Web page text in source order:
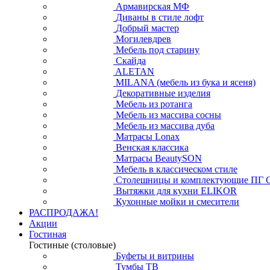
Армавирская МФ
Диваны в стиле лофт
Добрый мастер
Могилевдрев
Мебель под старину
Скайда
ALETAN
MILANA (мебель из бука и ясеня)
Декоративные изделия
Мебель из ротанга
Мебель из массива сосны
Мебель из массива дуба
Матрасы Lonax
Венская классика
Матрасы BeautySON
Мебель в классическом стиле
Столешницы и комплектующие ПГ
Вытяжки для кухни ELIKOR
Кухонные мойки и смесители
РАСПРОДАЖА!
Акции
Гостиная
Гостиные (столовые)
Буфеты и витрины
Тумбы ТВ